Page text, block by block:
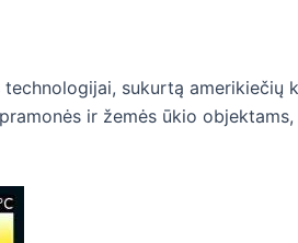
sukurtą amerikiečių
ir žemės ūkio